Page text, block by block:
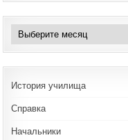
Архивы
История училища
Справка
Начальники